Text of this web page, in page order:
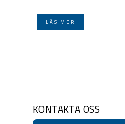
LÄS MER
KONTAKTA OSS